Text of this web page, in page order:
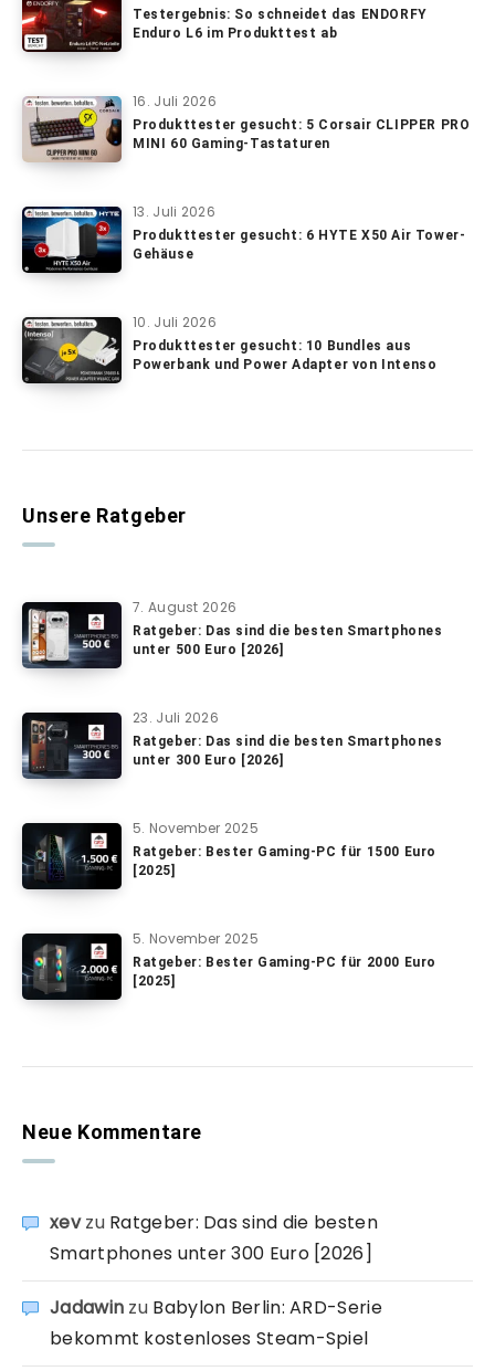
Testergebnis: So schneidet das ENDORFY
Enduro L6 im Produkttest ab
16. Juli 2026
Produkttester gesucht: 5 Corsair CLIPPER PRO
MINI 60 Gaming-Tastaturen
13. Juli 2026
Produkttester gesucht: 6 HYTE X50 Air Tower-
Gehäuse
10. Juli 2026
Produkttester gesucht: 10 Bundles aus
Powerbank und Power Adapter von Intenso
Unsere Ratgeber
7. August 2026
Ratgeber: Das sind die besten Smartphones
unter 500 Euro [2026]
23. Juli 2026
Ratgeber: Das sind die besten Smartphones
unter 300 Euro [2026]
5. November 2025
Ratgeber: Bester Gaming-PC für 1500 Euro
[2025]
5. November 2025
Ratgeber: Bester Gaming-PC für 2000 Euro
[2025]
Neue Kommentare
xevzu Ratgeber: Das sind die besten
Smartphones unter 300 Euro [2026]
Jadawin zu Babylon Berlin: ARD-Serie
bekommt kostenloses Steam-Spiel